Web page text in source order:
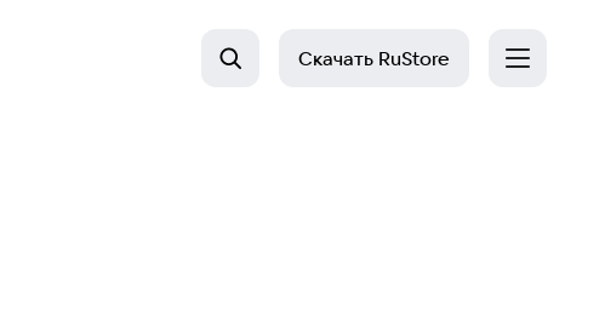
Скачать RuStore